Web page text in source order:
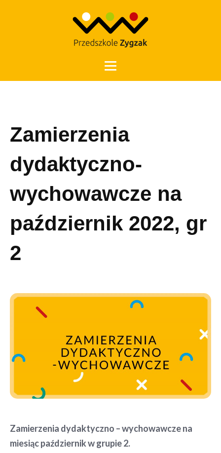
Zamierzenia
dydaktyczno-
wychowawcze na
październik 2022, gr
2
Zamierzenia dydaktyczno – wychowawcze na
miesiąc październik w grupie 2.